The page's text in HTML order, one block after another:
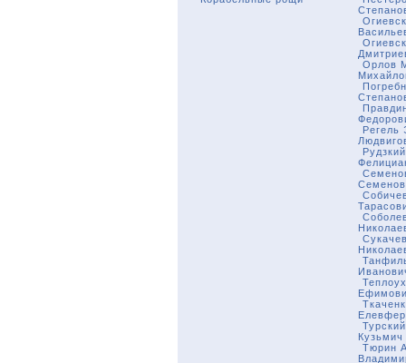
Орлов
Регель
Кузьмич
Тюрин